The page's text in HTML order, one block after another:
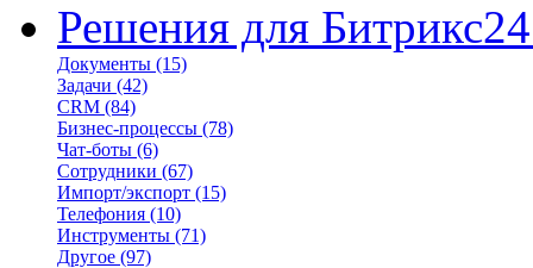
Решения для Битрикс24
Документы (15)
Задачи (42)
CRM (84)
Бизнес-процессы (78)
Чат-боты (6)
Сотрудники (67)
Импорт/экспорт (15)
Телефония (10)
Инструменты (71)
Другое (97)